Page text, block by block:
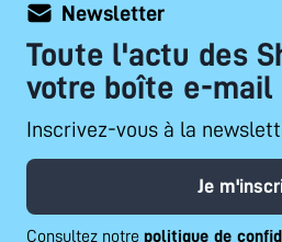
Newsletter
Toute l'actu des
votre boîte e-mail
Inscrivez-vous à la
Je
Consultez notre politique de